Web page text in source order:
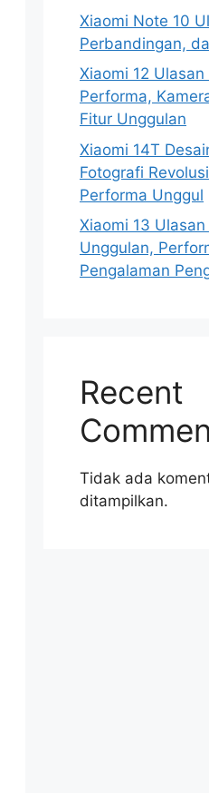
Xiaomi Note 10
Perbandingan,
Xiaomi 12
Performa,
Fitur Unggulan
Xiaomi 14T
Fotografi
Performa Unggul
Xiaomi 13
Unggulan,
Pengalaman
Recent
Tidak ada
ditampilkan.